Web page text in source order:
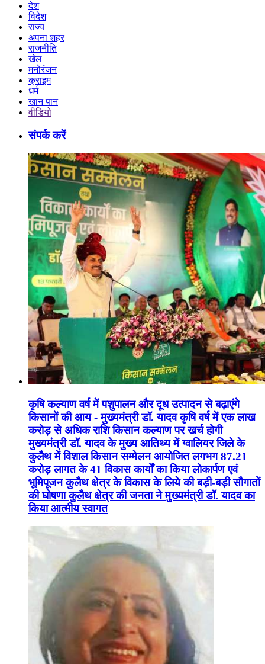
देश
विदेश
राज्य
अपना शहर
राजनीति
खेल
मनोरंजन
क्राइम
धर्म
खान पान
वीडियो
संपर्क करें
कृषि कल्याण वर्ष में पशुपालन और दूध उत्पादन से बढ़ाएंगे
किसानों की आय - मुख्यमंत्री डॉ. यादव कृषि वर्ष में एक लाख
करोड़ से अधिक राशि किसान कल्याण पर खर्च होगी
मुख्यमंत्री डॉ. यादव के मुख्य आतिथ्य में ग्वालियर जिले के
कुलैथ में विशाल किसान सम्मेलन आयोजित लगभग 87.21
करोड़ लागत के 41 विकास कार्यों का किया लोकार्पण एवं
भूमिपूजन कुलैथ क्षेत्र के विकास के लिये की बड़ी-बड़ी सौगातों
की घोषणा कुलैथ क्षेत्र की जनता ने मुख्यमंत्री डॉ. यादव का
किया आत्मीय स्वागत